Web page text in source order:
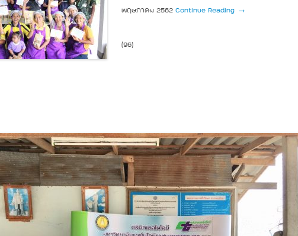
พฤษภาคม 2562 Continue Reading →
(96)